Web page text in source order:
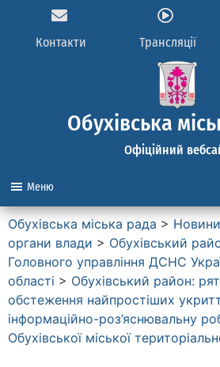
Контакти Трансляції
Обухівська
Офіційний
Меню
Обухівська міська рада > Новини
органи влади > Обухівський
Головного управління ДСНС
області > Обухівський район:
обстеження найпростіших
інформаційно-роз’яснювальну
Обухівської міської